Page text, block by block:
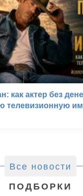
как актер без
телевизионную
Все новости
ПОДБОРКИ